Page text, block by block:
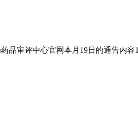
审评中心官网本月19日的通告内